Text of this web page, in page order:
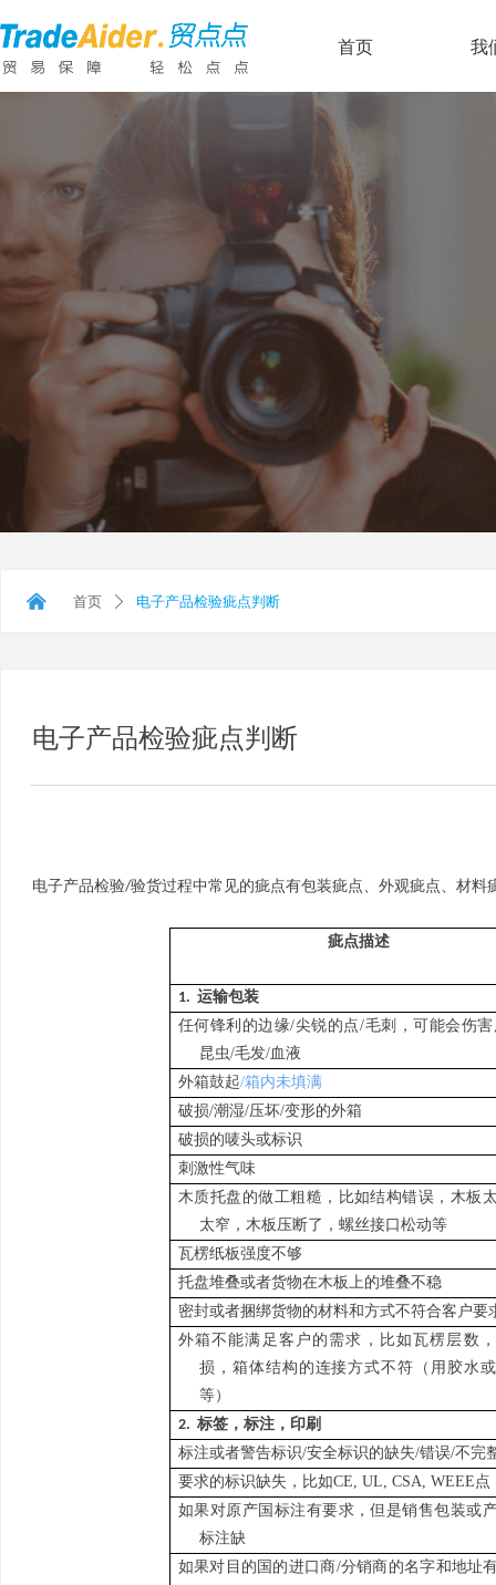
首页 我
首页 我
电子产品检验疵点判断
电子产品检验/验货过程中常见的疵点有包装疵点、外观疵点、材料
疵点描述
1. 运输包装
任何锋利的边缘/尖锐的点/毛刺，可能会伤
昆虫/毛发/血液
外箱鼓起/箱内未填满
破损/潮湿/压坏/变形的外箱
破损的唛头或标识
刺激性气味
木质托盘的做工粗糙，比如结构错误，木板
太窄，木板压断了，螺丝接口松动等
瓦楞纸板强度不够
托盘堆叠或者货物在木板上的堆叠不稳
密封或者捆绑货物的材料和方式不符合客户要
外箱不能满足客户的需求，比如瓦楞层数
损，箱体结构的连接方式不符 （ 用胶水
等）
2. 标签，标注，印刷
标注或者警告标识/安全标识的缺失/错误/不完
要求的标识缺失，比如CE, UL, CSA, WEEE点
如果对原产国标注有要求，但是销售包装或
标注缺
如果对目的国的进口商/分销商的名字和地址
首页 ꄲ 电子产品检验疵点判断
낀
ꄘ 浏览量： 290